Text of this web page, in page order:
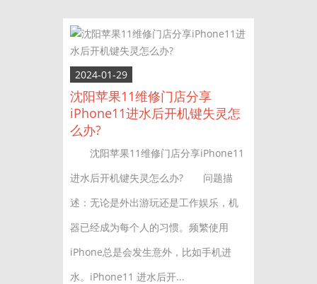
2024-01-29
沈阳苹果11维修门店分享
iPhone11进水后开机键失灵怎
么办?
沈阳苹果11维修门店分享iPhone11
进水后开机键失灵怎么办? 问题描
述：无论是外出游玩还是工作娱乐，机
器已经成为每个人的习惯。频繁使用
iPhone总是会发生意外，比如手机进
水。iPhone11 进水后开...